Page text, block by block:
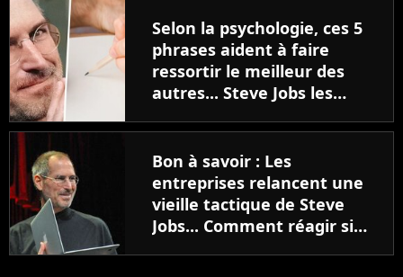
Selon la psychologie, ces 5
phrases aident à faire
ressortir le meilleur des
autres... Steve Jobs les
Bon à savoir : Les
entreprises relancent une
vieille tactique de Steve
Jobs... Comment réagir si